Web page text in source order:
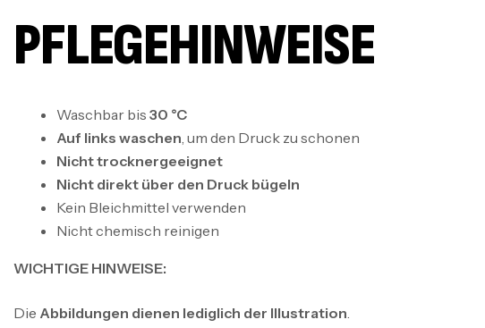
PFLEGEHINWEISE
Waschbar bis 30 °C
Auf links waschen, um den Druck zu schonen
Nicht trocknergeeignet
Nicht direkt über den Druck bügeln
Kein Bleichmittel verwenden
Nicht chemisch reinigen
WICHTIGE HINWEISE:
Die Abbildungen dienen lediglich der Illustration.